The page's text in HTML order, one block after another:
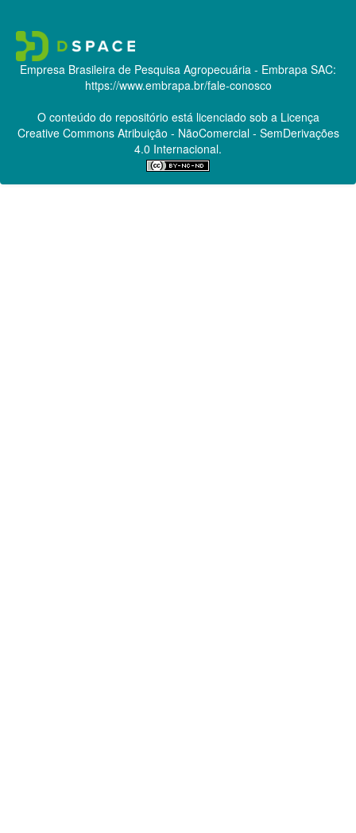
Empresa Brasileira de Pesquisa Agropecuária - Embrapa SAC:
https://www.embrapa.br/fale-conosco
O conteúdo do repositório está licenciado sob a Licença
Creative CommonsAtribuição - NãoComercial - SemDerivações
4.0 Internacional.